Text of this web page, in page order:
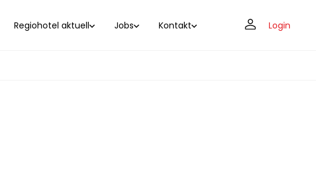
Regiohotel aktuell Jobs Kontakt Login